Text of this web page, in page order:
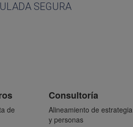
SEGURA
de
Consultoría
Alineamiento de estrategia
y personas